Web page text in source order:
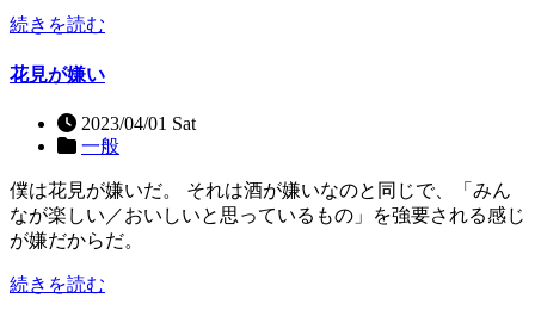
続きを読む
花見が嫌い
2023/04/01 Sat
一般
僕は花見が嫌いだ。 それは酒が嫌いなのと同じで、「みん
なが楽しい／おいしいと思っているもの」を強要される感じ
が嫌だからだ。
続きを読む